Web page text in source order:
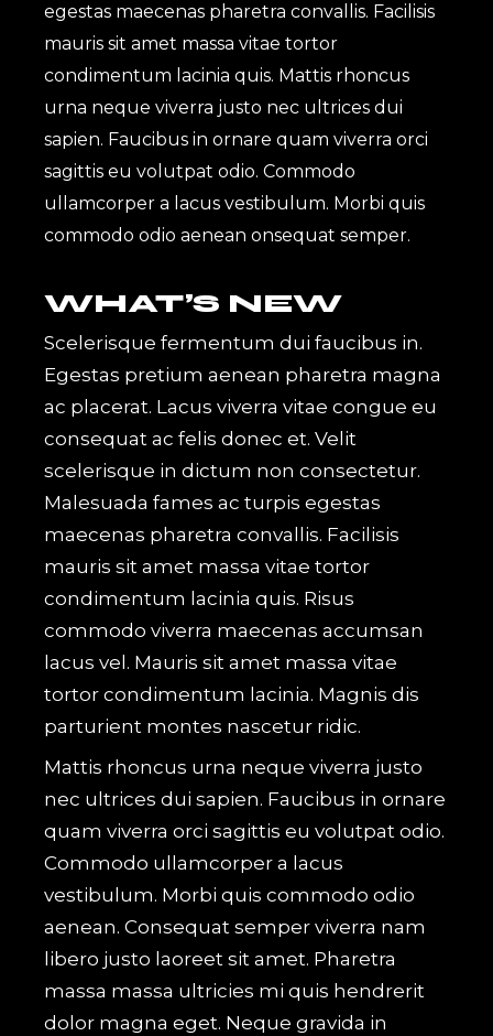
egestas maecenas pharetra convallis. Facilisis
mauris sit amet massa vitae tortor
condimentum lacinia quis. Mattis rhoncus
urna neque viverra justo nec ultrices dui
sapien. Faucibus in ornare quam viverra orci
sagittis eu volutpat odio. Commodo
ullamcorper a lacus vestibulum. Morbi quis
commodo odio aenean onsequat semper.
WHAT’S NEW
Scelerisque fermentum dui faucibus in.
Egestas pretium aenean pharetra magna
ac placerat. Lacus viverra vitae congue eu
consequat ac felis donec et. Velit
scelerisque in dictum non consectetur.
Malesuada fames ac turpis egestas
maecenas pharetra convallis. Facilisis
mauris sit amet massa vitae tortor
condimentum lacinia quis. Risus
commodo viverra maecenas accumsan
lacus vel. Mauris sit amet massa vitae
tortor condimentum lacinia. Magnis dis
parturient montes nascetur ridic.
Mattis rhoncus urna neque viverra justo
nec ultrices dui sapien. Faucibus in ornare
quam viverra orci sagittis eu volutpat odio.
Commodo ullamcorper a lacus
vestibulum. Morbi quis commodo odio
aenean. Consequat semper viverra nam
libero justo laoreet sit amet. Pharetra
massa massa ultricies mi quis hendrerit
dolor magna eget. Neque gravida in